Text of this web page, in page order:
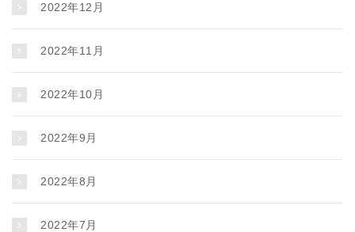
2022年12月
2022年11月
2022年10月
2022年9月
2022年8月
2022年7月